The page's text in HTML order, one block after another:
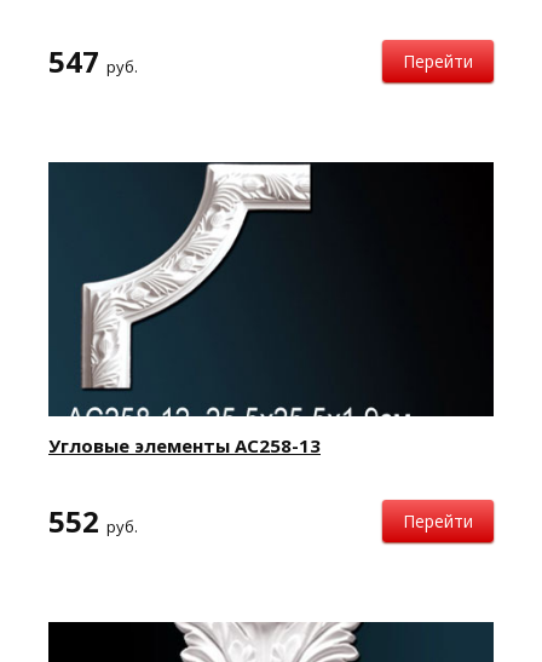
547 руб. Перейти
Угловые элементы AC258-13
552 руб. Перейти